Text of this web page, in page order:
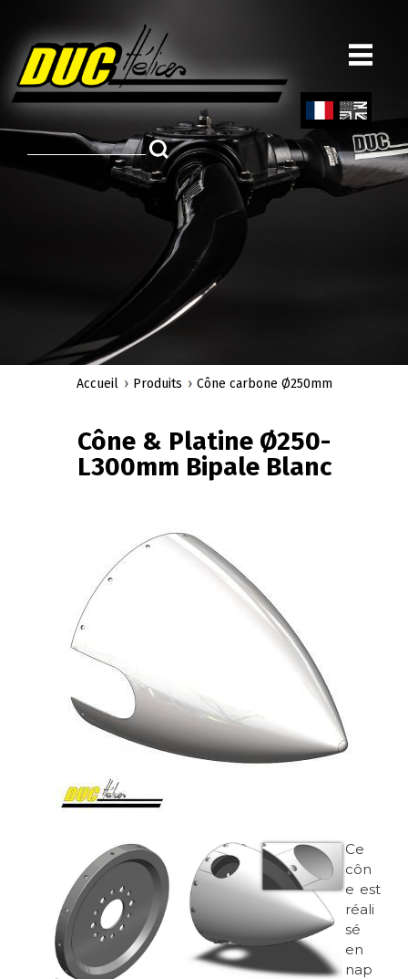
principal
ch
Engl
D'ARIANE
Accueil Produits Cône carbone Ø250mm
Cône & Platine Ø250-
L300mm Bipale Blanc
Image
Ce
côn
e est
réali
sé
en
nap